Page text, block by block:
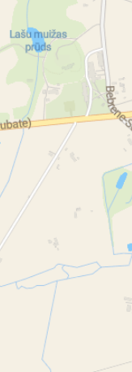
Plastika
Gumijas detaļas
Gumiju